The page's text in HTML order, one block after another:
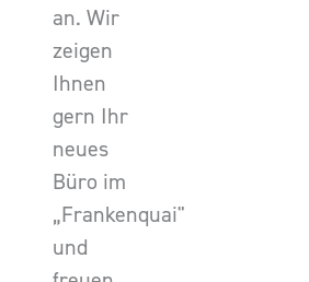
an. Wir
zeigen
Ihnen
gern Ihr
neues
Büro im
„Frankenquai"
und